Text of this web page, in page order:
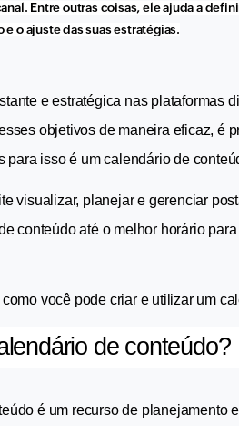
Entre outras coisas, ele ajuda a
o ajuste das suas estratégias.
e estratégica nas plataformas
objetivos de maneira eficaz, é
para isso é um calendário de
visualizar, planejar e gerenciar
conteúdo até o melhor horário
você pode criar e utilizar um
de conteúdo?
é um recurso de